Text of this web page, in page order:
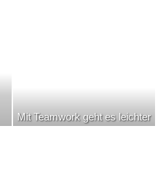
Mit Teamwork geht es leichter